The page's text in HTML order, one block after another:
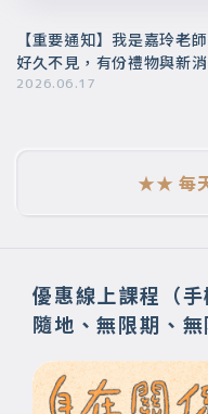
【重要通知】我是嘉玲老師
好久不見，有份禮物與新
要帶給你
2026.06.17
★★ 每
優惠線上課程（
隨地、無限期、無